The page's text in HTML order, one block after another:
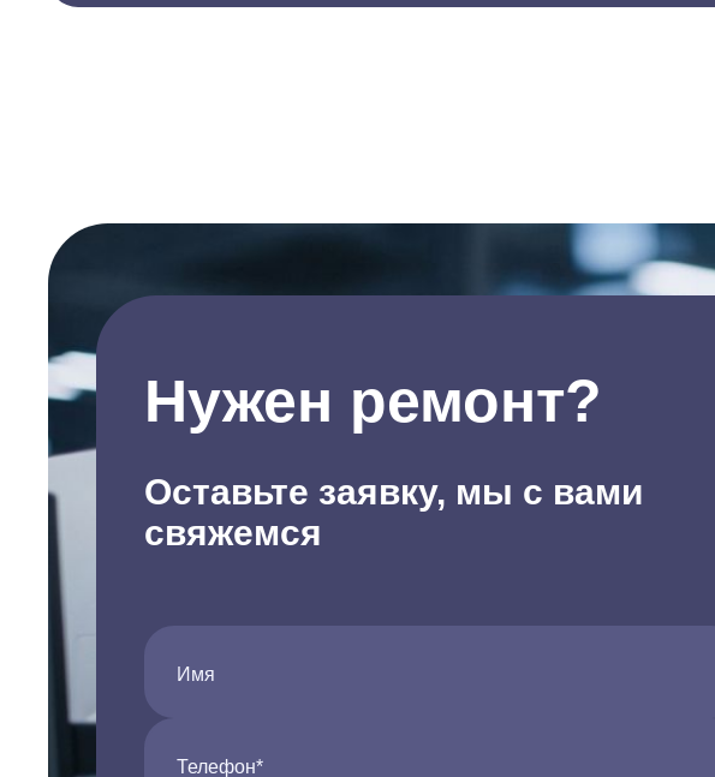
Нужен ремонт?
Оставьте заявку, мы с вами
свяжемся
Имя
Телефон*